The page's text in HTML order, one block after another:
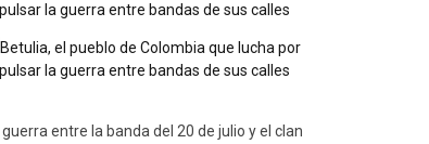
la guerra entre bandas de sus calles
guerra entre la banda del 20 de julio y el clan